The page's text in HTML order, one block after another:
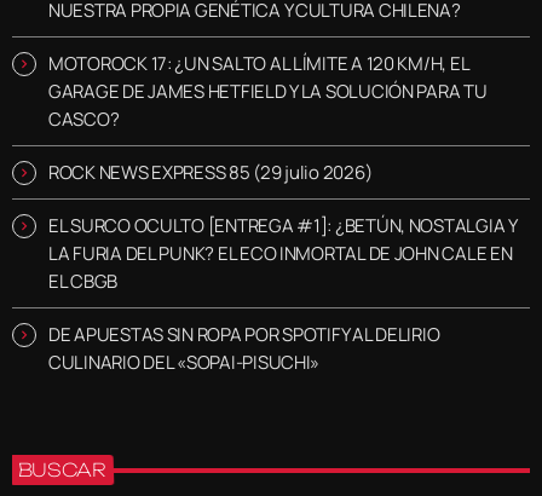
NUESTRA PROPIA GENÉTICA Y CULTURA CHILENA?
MOTOROCK 17: ¿UN SALTO AL LÍMITE A 120 KM/H, EL
GARAGE DE JAMES HETFIELD Y LA SOLUCIÓN PARA TU
CASCO?
ROCK NEWS EXPRESS 85 (29 julio 2026)
EL SURCO OCULTO [ENTREGA #1]: ¿BETÚN, NOSTALGIA Y
LA FURIA DEL PUNK? EL ECO INMORTAL DE JOHN CALE EN
EL CBGB
DE APUESTAS SIN ROPA POR SPOTIFY AL DELIRIO
CULINARIO DEL «SOPAI-PISUCHI»
BUSCAR